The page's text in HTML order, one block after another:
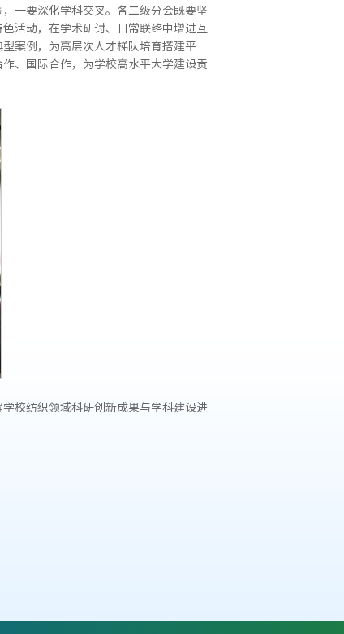
一要深化学科交叉。各二级分会既要坚
活动，在学术研讨、日常联络中增进互
案例，为高层次人才梯队培育搭建平
、国际合作，为学校高水平大学建设贡
校纺织领域科研创新成果与学科建设进